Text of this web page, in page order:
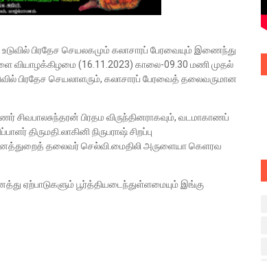
பிரதேச செயலகமும் கலாசாரப் பேரவையும் இணைந்து
வியாழக்கிழமை (16.11.2023) காலை-09.30 மணி முதல்
பிரதேச செயலாளரும், கலாசாரப் பேரவைத் தலைவருமான
சிவபாலசுந்தரன் பிரதம விருந்தினராகவும், வடமாகாணப்
திருமதி.லாகினி நிருபராஷ் சிறப்பு
தலைவர் செல்வி.மைதிலி அருளையா கெளரவ
ஏற்பாடுகளும் பூர்த்தியடைந்துள்ளமையும் இங்கு